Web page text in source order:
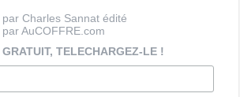
par Charles Sannat édité
par AuCOFFRE.com
GRATUIT, TELECHARGEZ-LE !